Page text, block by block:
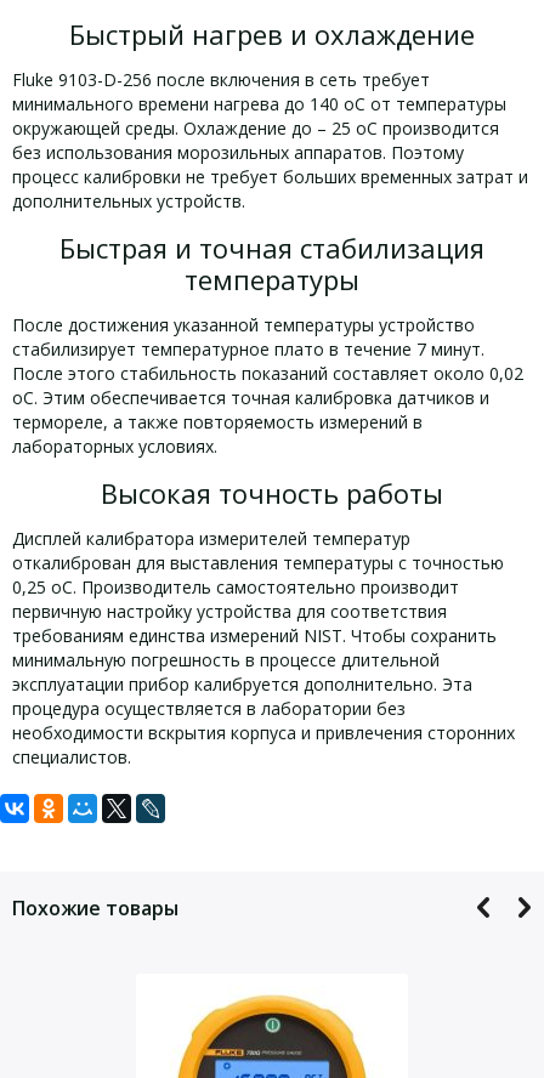
Быстрый нагрев и охлаждение
Fluke 9103-D-256 после включения в сеть требует
минимального времени нагрева до 140 оС от температуры
окружающей среды. Охлаждение до – 25 оС производится
без использования морозильных аппаратов. Поэтому
процесс калибровки не требует больших временных затрат и
дополнительных устройств.
Быстрая и точная стабилизация
температуры
После достижения указанной температуры устройство
стабилизирует температурное плато в течение 7 минут.
После этого стабильность показаний составляет около 0,02
оС. Этим обеспечивается точная калибровка датчиков и
термореле, а также повторяемость измерений в
лабораторных условиях.
Высокая точность работы
Дисплей калибратора измерителей температур
откалиброван для выставления температуры с точностью
0,25 оС. Производитель самостоятельно производит
первичную настройку устройства для соответствия
требованиям единства измерений NIST. Чтобы сохранить
минимальную погрешность в процессе длительной
эксплуатации прибор калибруется дополнительно. Эта
процедура осуществляется в лаборатории без
необходимости вскрытия корпуса и привлечения сторонних
специалистов.
Технические характеристики Fluke
± 0,25 °C (для скважин диаметром
более 6,35 мм: ± 1 °C)
± 0,02 °C при –25 °C, ± 0,04 °C при
Комплект поставки Fluke 9103-D-256:
RS-232 с бесплатным ПО Interface-it (модель 9930);
Задать вопрос
Похожие товары